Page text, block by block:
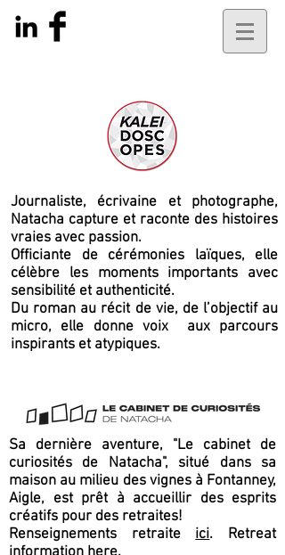
Journaliste, écrivaine et photographe,
Natacha capture et raconte des histoires
vraies avec passion.
Officiante de cérémonies laïques, elle
célèbre les moments importants avec
sensibilité et authenticité.
Du roman au récit de vie, de l’objectif au
micro, elle donne voix aux parcours
inspirants et atypiques.
Sa dernière aventure, "Le cabinet de
curiosités de Natacha", situé dans sa
maison au milieu des vignes à Fontanney,
Aigle, est prêt à accueillir des esprits
créatifs pour des retraites!
Renseignements retraiteici. Retreat